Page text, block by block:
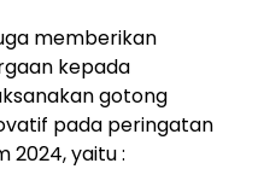
memberikan
kepada
gotong
pada peringatan
2024, yaitu :